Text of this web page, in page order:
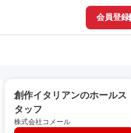
会員登録
創作イタリアンのホールス
タッフ
株式会社コメール